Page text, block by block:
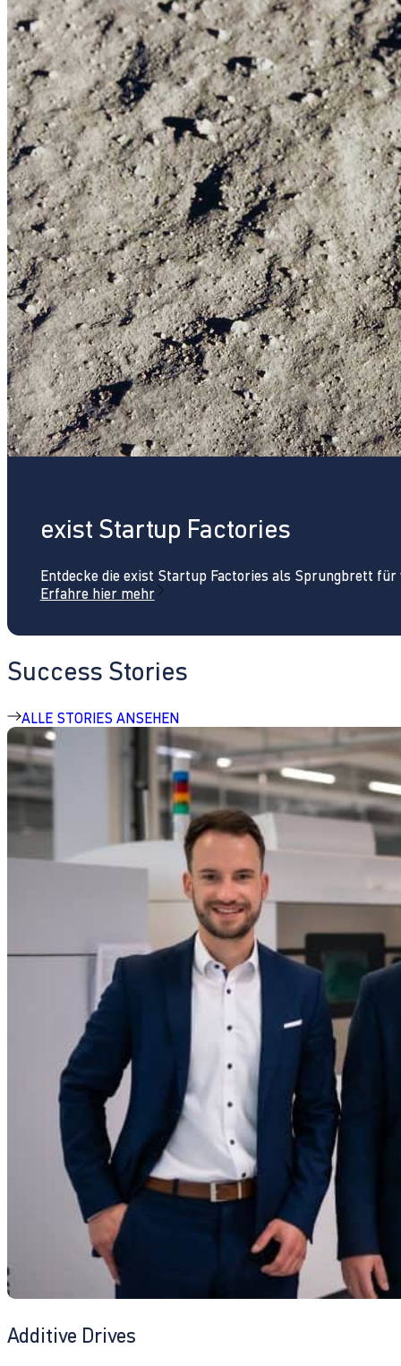
exist Startup Factories
Entdecke die exist Startup Factories als Sprungbrett
Erfahre hier mehr
Success Stories
ALLE STORIES ANSEHEN
Additive Drives